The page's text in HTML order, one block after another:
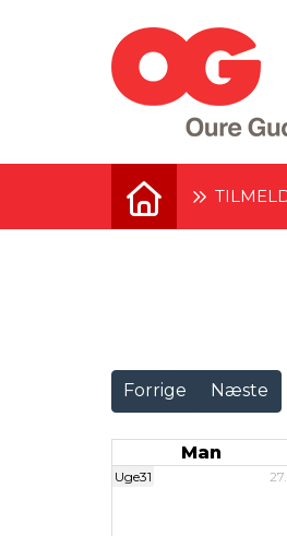
Forrige Næste
Man
Uge31 27.